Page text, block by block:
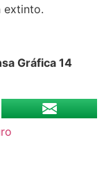
extinto.
Gráfica 14